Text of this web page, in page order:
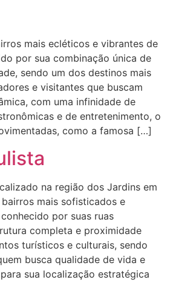
mais ecléticos e vibrantes de
por sua combinação única de
sendo um dos destinos mais
e visitantes que buscam
com uma infinidade de
e de entretenimento, o
como a famosa […]
na região dos Jardins em
mais sofisticados e
por suas ruas
completa e proximidade
turísticos e culturais, sendo
busca qualidade de vida e
sua localização estratégica